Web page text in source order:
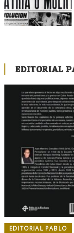
EDITORIAL
EDITORIAL PABLO